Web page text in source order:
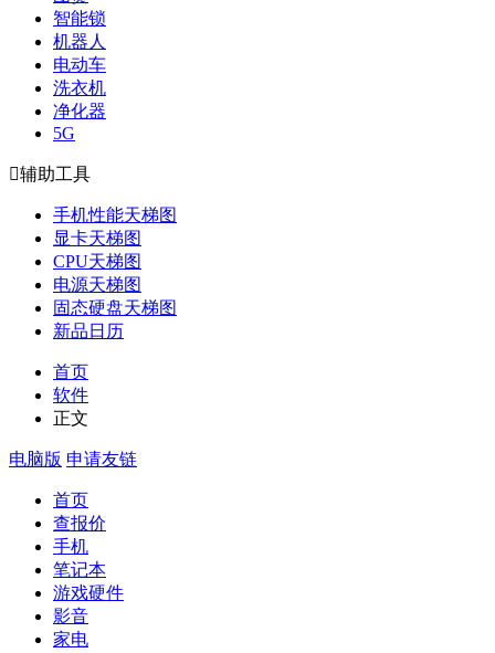
智能锁
机器人
电动车
洗衣机
净化器
5G
辅助工具
手机性能天梯图
显卡天梯图
CPU天梯图
电源天梯图
固态硬盘天梯图
新品日历
首页
软件
正文
电脑版 申请友链
首页
查报价
手机
笔记本
游戏硬件
影音
家电